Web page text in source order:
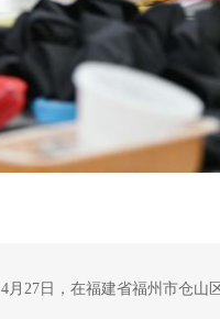
4月27日，在福建省福州市仓山